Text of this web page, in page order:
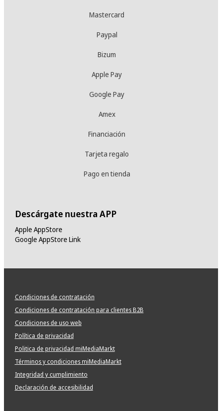
Mastercard
Paypal
Bizum
Apple Pay
Google Pay
Amex
Financiación
Tarjeta regalo
Pago en tienda
Descárgate nuestra APP
Apple AppStore
Google AppStore Link
Condiciones de contratación
Condiciones de contratación para clientes B2B
Condiciones de uso web
Política de privacidad
Politica de privacidad miMediaMarkt
Términos y condiciones miMediaMarkt
Integridad y cumplimiento
Declaración de accesibilidad